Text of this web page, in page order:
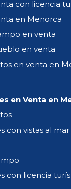
con licencia
en Menorca
en venta
en venta
en venta en
en Venta en
con vistas al mar
con licencia